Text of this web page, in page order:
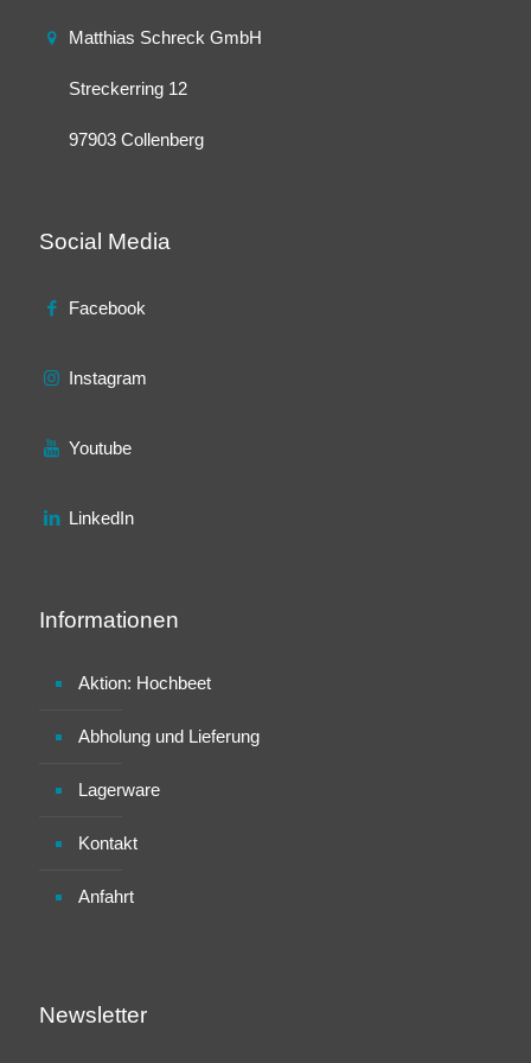
Matthias Schreck GmbH
Streckerring 12
97903 Collenberg
Social Media
Facebook
Instagram
Youtube
LinkedIn
Informationen
Aktion: Hochbeet
Abholung und Lieferung
Lagerware
Kontakt
Anfahrt
Newsletter